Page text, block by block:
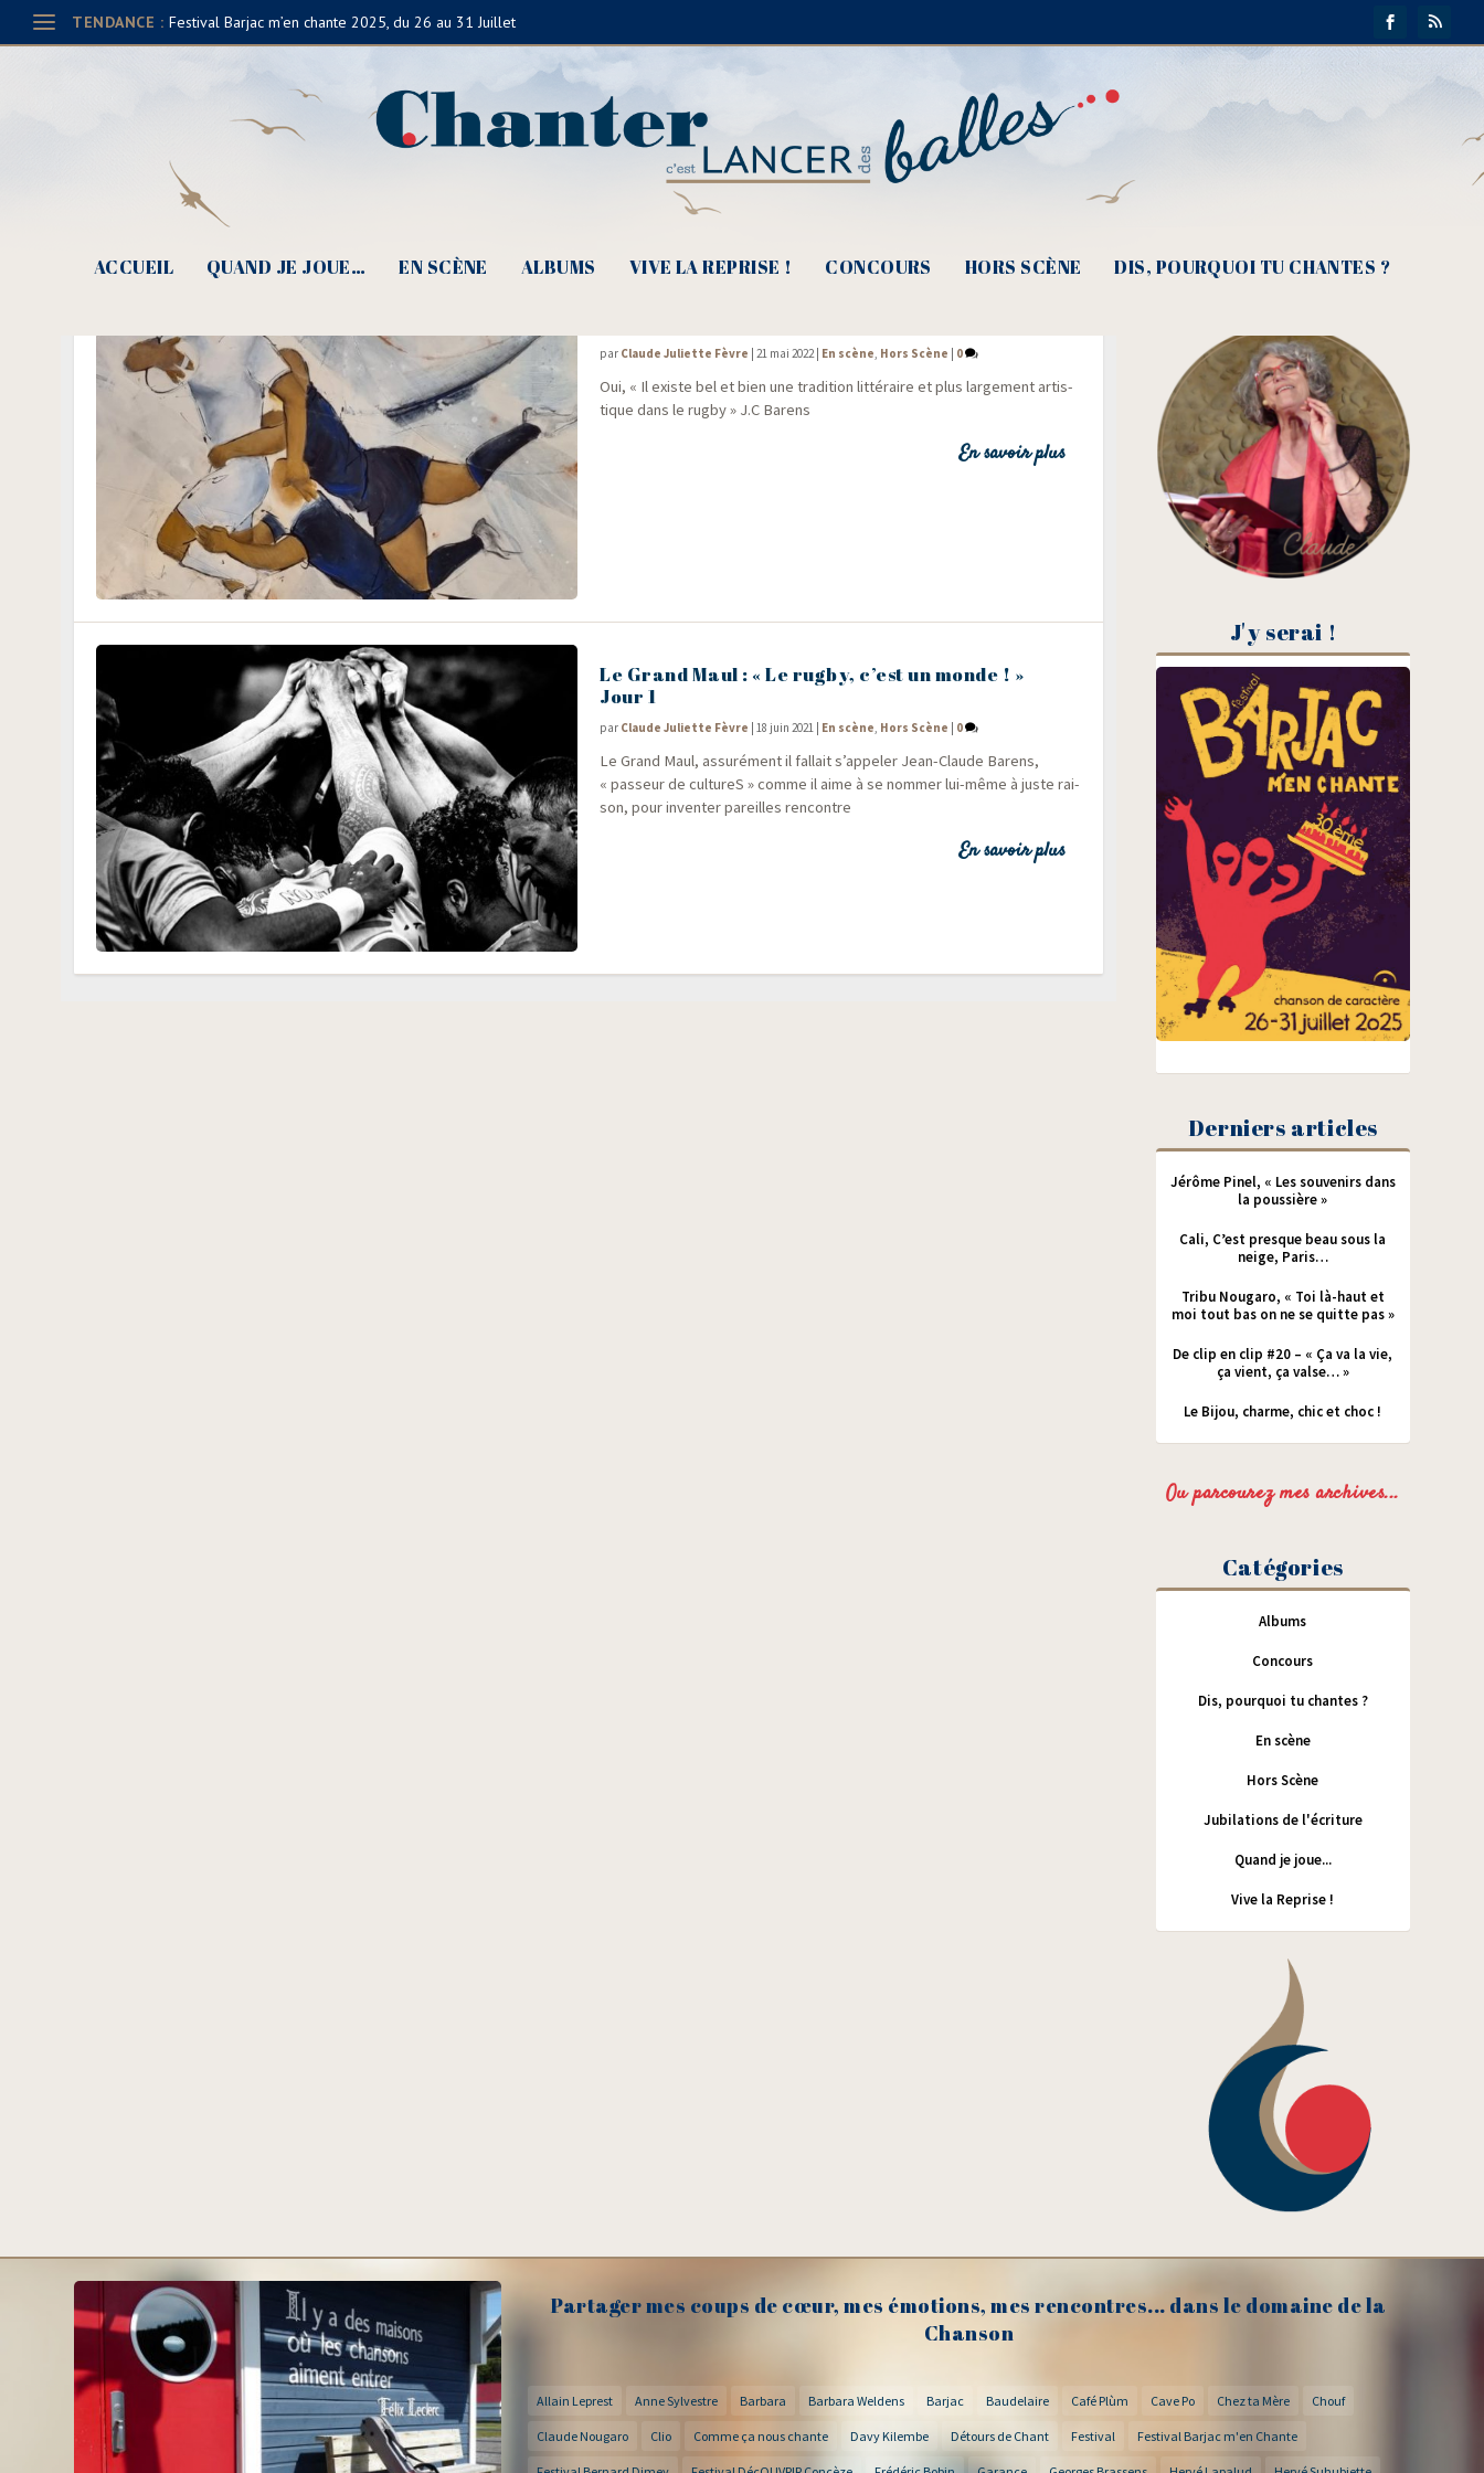
TENDANCE : Festival Barjac m’en chante 2025, du 26 au 31 Juillet
ACCUEIL QUAND JE JOUE… EN SCÈNE ALBUMS VIVE LA REPRISE ! CONCOURS HORS SCÈNE DIS, POURQUOI TU CHANTES ?
par Claude Juliette Fèvre |21 mai 2022| En scène, Hors Scène 0
Oui, « Il existe bel et bien une tra­di­tion lit­té­raire et plus lar­ge­ment artis­
tique dans le rug­by » J.C Barens
En savoir plus
Le Grand Maul : « Le rugby, c’est un monde ! »
Jour 1
par Claude Juliette Fèvre |18 juin 2021 En scène, Hors Scène 0
Le Grand Maul, assu­ré­ment il fal­lait s’appeler Jean-Claude Barens,
« pas­seur de cultureS » comme il aime à se nom­mer lui-même à juste rai­
son, pour inven­ter pareilles rencontre
En savoir plus
J'y serai !
Derniers articles
Jérôme Pinel, « Les souvenirs dans
la poussière »
Cali, C’est presque beau sous la
neige, Paris…
Tribu Nougaro, « Toi là-haut et
moi tout bas on ne se quitte pas »
De clip en clip #20 – « Ça va la vie,
ça vient, ça valse… »
Le Bijou, charme, chic et choc !
Ou parcourez mes archives...
Catégories
Albums
Concours
Dis, pourquoi tu chantes ?
En scène
Hors Scène
Jubilations de l'écriture
Quand je joue...
Vive la Reprise !
Partager mes coups de cœur, mes émotions, mes rencontres... dans le domaine de la
Chanson
Allain Leprest Anne Sylvestre Barbara Barbara Weldens Barjac Baudelaire Café Plùm Cave Po Chez ta Mère Chouf
Claude Nougaro Clio Comme ça nous chante Davy Kilembe Détours de Chant Festival Festival Barjac m'en Chante